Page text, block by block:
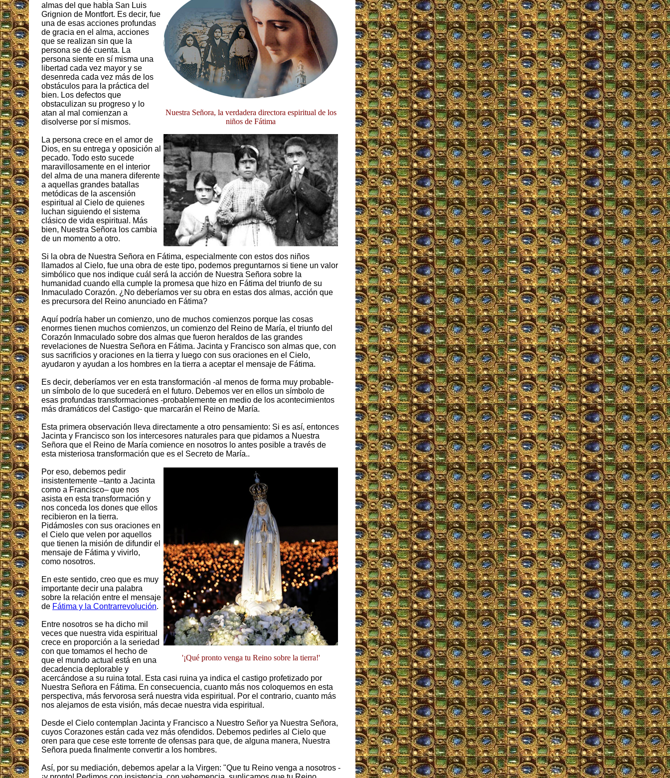
Nuestra Señora, la verdadera directora espiritual de los
niños de Fátima
almas del que habla San Luis
Grignion de Montfort. Es decir, fue
una de esas acciones profundas
de gracia en el alma, acciones
que se realizan sin que la
persona se dé cuenta. La
persona siente en sí misma una
libertad cada vez mayor y se
desenreda cada vez más de los
obstáculos para la práctica del
bien. Los defectos que
obstaculizan su progreso y lo
atan al mal comienzan a
disolverse por sí mismos.
La persona crece en el amor de
Dios, en su entrega y oposición al
pecado. Todo esto sucede
maravillosamente en el interior
del alma de una manera diferente
a aquellas grandes batallas
metódicas de la ascensión
espiritual al Cielo de quienes
luchan siguiendo el sistema
clásico de vida espiritual. Más
bien, Nuestra Señora los cambia
de un momento a otro.
Si la obra de Nuestra Señora en Fátima, especialmente con estos dos niños
llamados al Cielo, fue una obra de este tipo, podemos preguntarnos si tiene un valor
simbólico que nos indique cuál será la acción de Nuestra Señora sobre la
humanidad cuando ella cumple la promesa que hizo en Fátima del triunfo de su
Inmaculado Corazón. ¿No deberíamos ver su obra en estas dos almas, acción que
es precursora del Reino anunciado en Fátima?
Aquí podría haber un comienzo, uno de muchos comienzos porque las cosas
enormes tienen muchos comienzos, un comienzo del Reino de María, el triunfo del
Corazón Inmaculado sobre dos almas que fueron heraldos de las grandes
revelaciones de Nuestra Señora en Fátima. Jacinta y Francisco son almas que, con
sus sacrificios y oraciones en la tierra y luego con sus oraciones en el Cielo,
ayudaron y ayudan a los hombres en la tierra a aceptar el mensaje de Fátima.
Es decir, deberíamos ver en esta transformación -al menos de forma muy probable-
un símbolo de lo que sucederá en el futuro. Debemos ver en ellos un símbolo de
esas profundas transformaciones -probablemente en medio de los acontecimientos
más dramáticos del Castigo- que marcarán el Reino de María.
Esta primera observación lleva directamente a otro pensamiento: Si es así, entonces
Jacinta y Francisco son los intercesores naturales para que pidamos a Nuestra
Señora que el Reino de María comience en nosotros lo antes posible a través de
esta misteriosa transformación que es el Secreto de María..
'¡Qué pronto venga tu Reino sobre la tierra!'
Por eso, debemos pedir
insistentemente –tanto a Jacinta
como a Francisco– que nos
asista en esta transformación y
nos conceda los dones que ellos
recibieron en la tierra.
Pidámosles con sus oraciones en
el Cielo que velen por aquellos
que tienen la misión de difundir el
mensaje de Fátima y vivirlo,
como nosotros.
En este sentido, creo que es muy
importante decir una palabra
sobre la relación entre el mensaje
de Fátima y la Contrarrevolución.
Entre nosotros se ha dicho mil
veces que nuestra vida espiritual
crece en proporción a la seriedad
con que tomamos el hecho de
que el mundo actual está en una
decadencia deplorable y
acercándose a su ruina total. Esta casi ruina ya indica el castigo profetizado por
Nuestra Señora en Fátima. En consecuencia, cuanto más nos coloquemos en esta
perspectiva, más fervorosa será nuestra vida espiritual. Por el contrario, cuanto más
nos alejamos de esta visión, más decae nuestra vida espiritual.
Desde el Cielo contemplan Jacinta y Francisco a Nuestro Señor ya Nuestra Señora,
cuyos Corazones están cada vez más ofendidos. Debemos pedirles al Cielo que
oren para que cese este torrente de ofensas para que, de alguna manera, Nuestra
Señora pueda finalmente convertir a los hombres.
Así, por su mediación, debemos apelar a la Virgen: "Que tu Reino venga a nosotros -